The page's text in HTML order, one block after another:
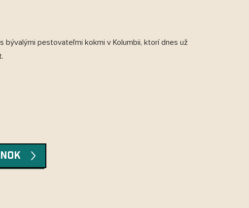
pestovateľmi kokmi v Kolumbii, ktorí dnes už